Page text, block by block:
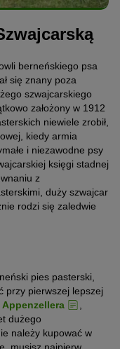
berneńskiego psa
się znany poza
szwajcarskiego
założony w 1912
niewiele zrobił,
kiedy armia
i niezawodne psy
księgi stadnej
z
duży szwajcar
rodzi się zaledwie
pies pasterski,
przy pierwszej lepszej
Appenzellera
dużego
należy kupować w
musisz najpierw